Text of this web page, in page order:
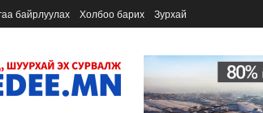
байрлуулах Холбоо барих Зурхай